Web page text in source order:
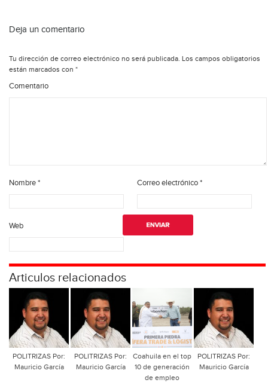
Deja un comentario
Tu dirección de correo electrónico no será publicada. Los campos obligatorios
están marcados con *
Comentario
Nombre* Correo electrónico*
Web
Articulos relacionados
POLITRIZAS Por:
Mauricio García
POLITRIZAS Por:
Mauricio García
Coahuila en el top
10 de generación
de empleo
POLITRIZAS Por:
Mauricio García